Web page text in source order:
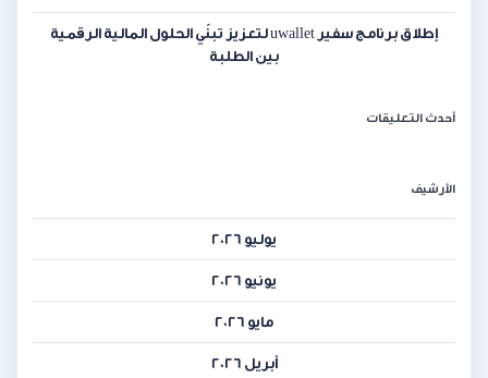
إطلاق برنامج سفير uwallet لتعزيز تبنّي الحلول المالية الرقمية
بين الطلبة
أحدث التعليقات
الأرشيف
يوليو 2026
يونيو 2026
مايو 2026
أبريل 2026